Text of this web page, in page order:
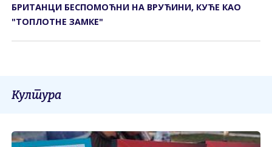
БРИТАНЦИ БЕСПОМОЋНИ НА ВРУЋИНИ, КУЋЕ КАО
"ТОПЛОТНЕ ЗАМКЕ"
Култура